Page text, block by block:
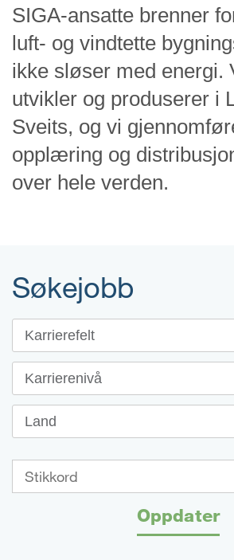
SIGA-ansatte brenner
luft- og vindtette
ikke sløser med energi.
utvikler og produserer i
Sveits, og vi
opplæring og
over hele verden.
Søkejobb
Karrierefelt
Karrierenivå
Land
Oppdater